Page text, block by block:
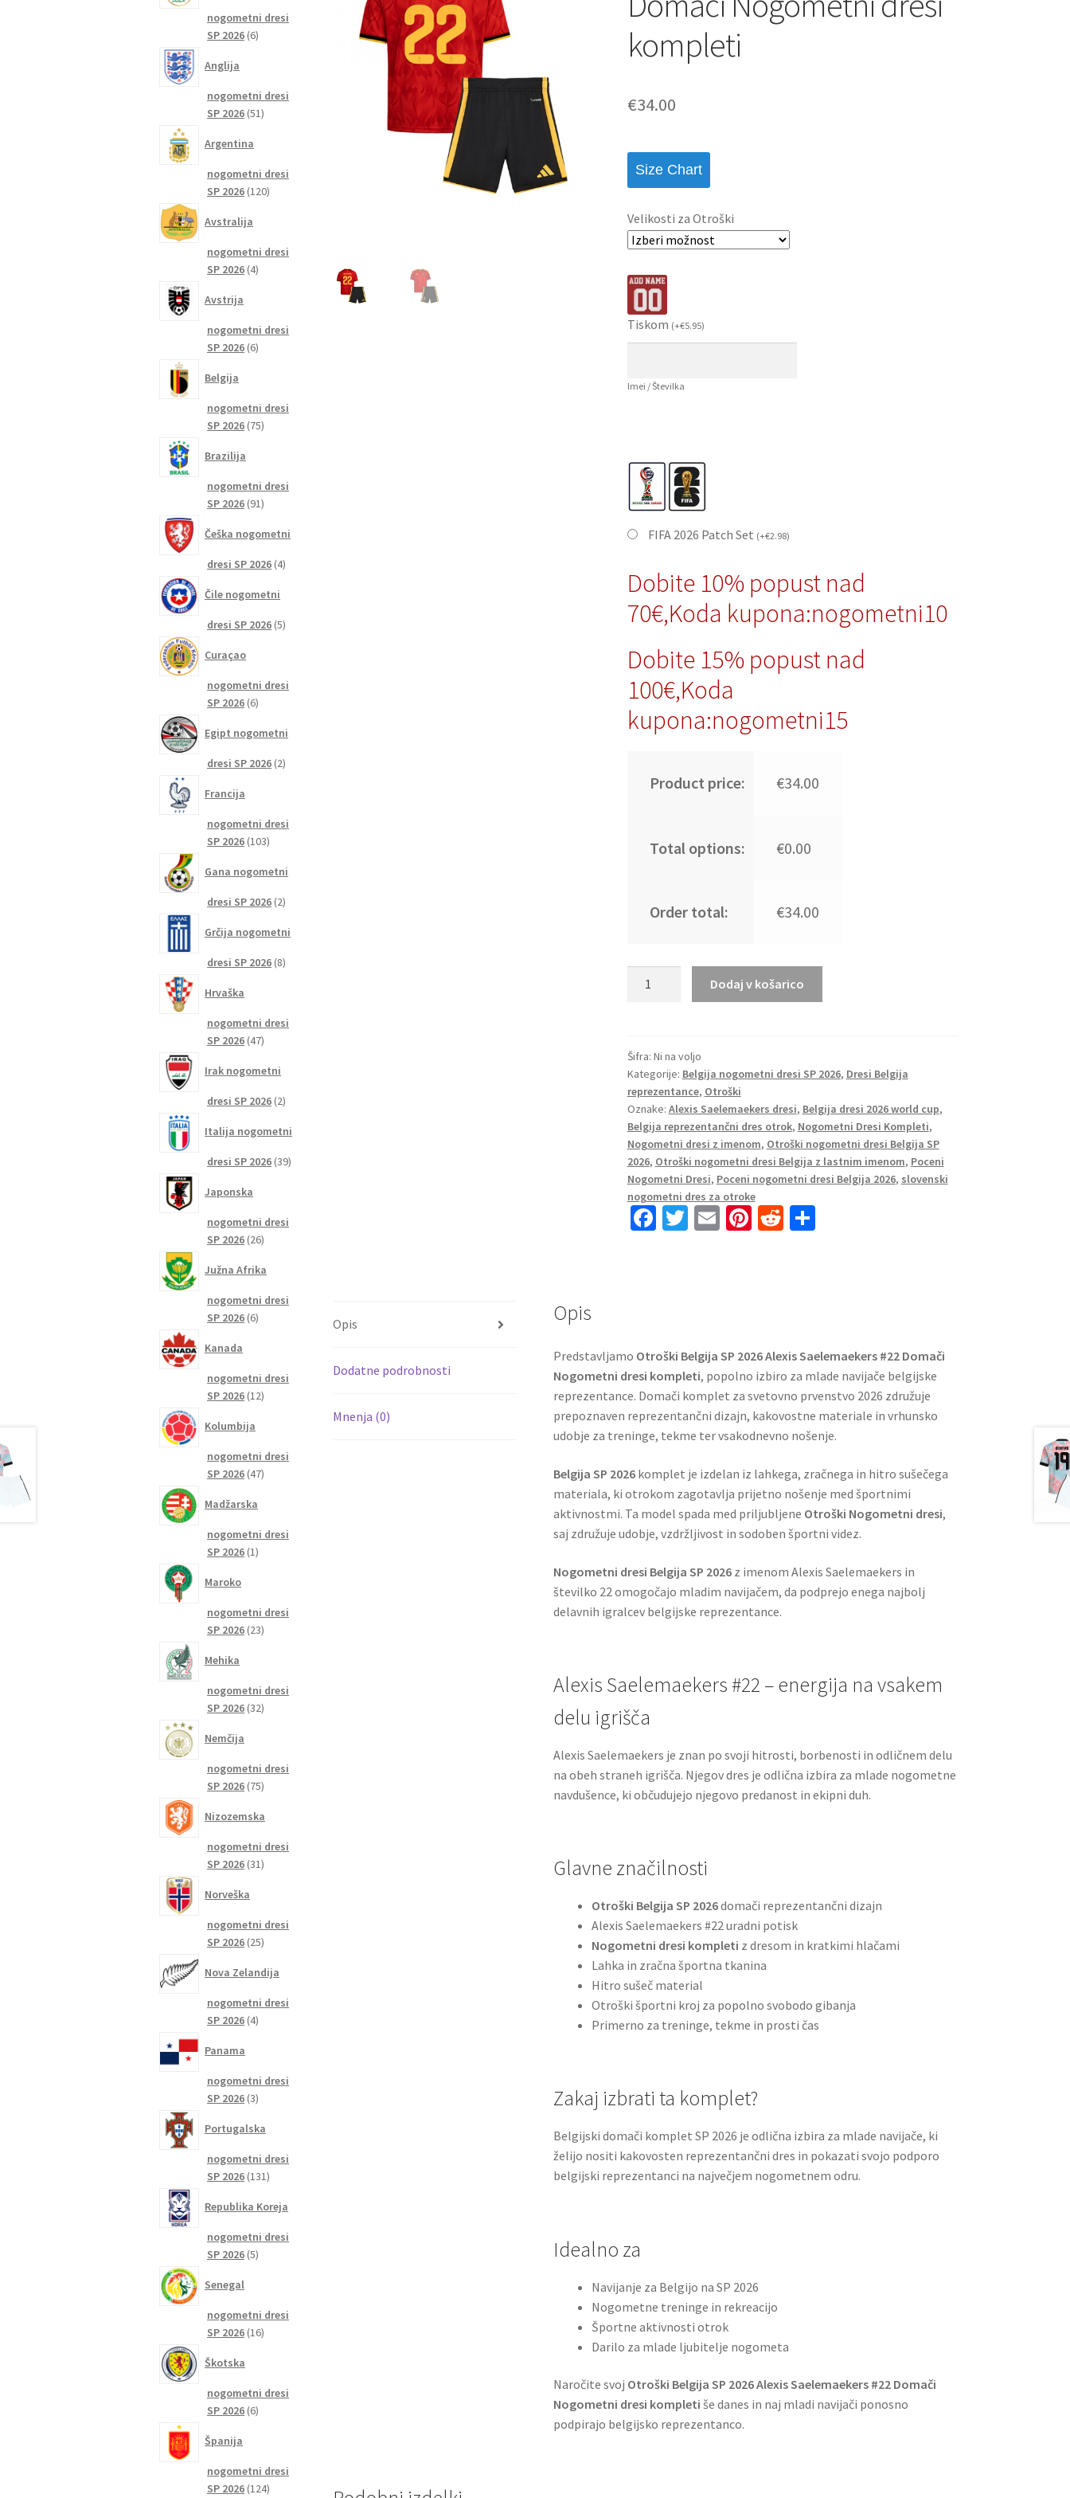
kompleti
€34.00
Size Chart
Velikosti za Otroški
Tiskom (+€5.95)
Imei / Številka
FIFA 2026 Patch Set (+€2.98)
Dobite 10% popust nad
70€,Koda kupona:nogometni10
Dobite 15% popust nad
100€,Koda
kupona:nogometni15
Product price: €34.00
Total options: €0.00
Order total: €34.00
Alexis
Saelemaekers
#22
Domači
Nogometni
dresi
kompleti
količina
Dodaj v košarico
Šifra: Ni na voljo
Kategorije: Belgija nogometni dresi SP 2026, Dresi Belgija
reprezentance, Otroški
Oznake: Alexis Saelemaekers dresi, Belgija dresi 2026 world cup,
Belgija reprezentančni dres otrok, Nogometni Dresi Kompleti,
Nogometni dresi z imenom, Otroški nogometni dresi Belgija SP
2026, Otroški nogometni dresi Belgija z lastnim imenom, Poceni
Nogometni Dresi, Poceni nogometni dresi Belgija 2026, slovenski
nogometni dres za otroke
Fa
k
T E Pi R S
Opis
Dodatne podrobnosti
Mnenja (0)
Opis
Predstavljamo Otroški Belgija SP 2026 Alexis Saelemaekers #22 Domači
Nogometni dresi kompleti, popolno izbiro za mlade navijače belgijske
reprezentance. Domači komplet za svetovno prvenstvo 2026 združuje
prepoznaven reprezentančni dizajn, kakovostne materiale in vrhunsko
udobje za treninge, tekme ter vsakodnevno nošenje.
Belgija SP 2026 komplet je izdelan iz lahkega, zračnega in hitro sušečega
materiala, ki otrokom zagotavlja prijetno nošenje med športnimi
aktivnostmi. Ta model spada med priljubljene Otroški Nogometni dresi,
saj združuje udobje, vzdržljivost in sodoben športni videz.
Nogometni dresi Belgija SP 2026 z imenom Alexis Saelemaekers in
številko 22 omogočajo mladim navijačem, da podprejo enega najbolj
delavnih igralcev belgijske reprezentance.
Alexis Saelemaekers #22 – energija na vsakem
delu igrišča
Alexis Saelemaekers je znan po svoji hitrosti, borbenosti in odličnem delu
na obeh straneh igrišča. Njegov dres je odlična izbira za mlade nogometne
navdušence, ki občudujejo njegovo predanost in ekipni duh.
Glavne značilnosti
Otroški Belgija SP 2026domači reprezentančni dizajn
Alexis Saelemaekers #22 uradni potisk
Nogometni dresi kompleti z dresom in kratkimi hlačami
Lahka in zračna športna tkanina
Hitro sušeč material
Otroški športni kroj za popolno svobodo gibanja
Primerno za treninge, tekme in prosti čas
Zakaj izbrati ta komplet?
Belgijski domači komplet SP 2026 je odlična izbira za mlade navijače, ki
želijo nositi kakovosten reprezentančni dres in pokazati svojo podporo
belgijski reprezentanci na največjem nogometnem odru.
Idealno za
Navijanje za Belgijo na SP 2026
Nogometne treninge in rekreacijo
Športne aktivnosti otrok
Darilo za mlade ljubitelje nogometa
Naročite svoj Otroški Belgija SP 2026 Alexis Saelemaekers #22 Domači
Nogometni dresi kompleti še danes in naj mladi navijači ponosno
podpirajo belgijsko reprezentanco.
nogometni dresi
SP 2026 66
Anglija
nogometni dresi
SP 2026 5151
Argentina
nogometni dresi
SP 2026 120120
Avstralija
nogometni dresi
SP 2026 44
Avstrija
nogometni dresi
SP 2026 66
Belgija
nogometni dresi
SP 2026 7575
Brazilija
nogometni dresi
SP 2026 9191
Češka nogometni
dresi SP 2026 44
Čile nogometni
dresi SP 2026 55
Curaçao
nogometni dresi
SP 2026 66
Egipt nogometni
dresi SP 2026 22
Francija
nogometni dresi
SP 2026 103103
Gana nogometni
dresi SP 2026 22
Grčija nogometni
dresi SP 2026 88
Hrvaška
nogometni dresi
SP 2026 4747
Irak nogometni
dresi SP 2026 22
Italija nogometni
dresi SP 2026 3939
Japonska
nogometni dresi
SP 2026 2626
Južna Afrika
nogometni dresi
SP 2026 66
Kanada
nogometni dresi
SP 2026 1212
Kolumbija
nogometni dresi
SP 2026 4747
Madžarska
nogometni dresi
SP 2026 11
Maroko
nogometni dresi
SP 2026 2323
Mehika
nogometni dresi
SP 2026 3232
Nemčija
nogometni dresi
SP 2026 7575
Nizozemska
nogometni dresi
SP 2026 3131
Norveška
nogometni dresi
SP 2026 2525
Nova Zelandija
nogometni dresi
SP 2026 44
Panama
nogometni dresi
SP 2026 33
Portugalska
nogometni dresi
SP 2026 131131
Republika Koreja
nogometni dresi
SP 2026 55
Senegal
nogometni dresi
SP 2026 1616
Škotska
nogometni dresi
SP 2026 66
Španija
nogometni dresi
SP 2026 124124